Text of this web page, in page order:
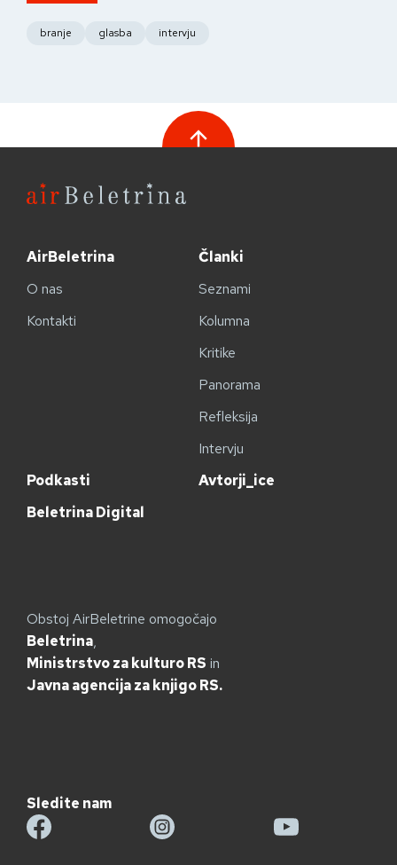
branje glasba intervju
AirBeletrina
O nas
Kontakti
Članki
Seznami
Kolumna
Kritike
Panorama
Refleksija
Intervju
Podkasti
Avtorji_ice
Beletrina Digital
Obstoj AirBeletrine omogočajo
Beletrina,
Ministrstvo za kulturo RS in
Javna agencija za knjigo RS.
Sledite nam